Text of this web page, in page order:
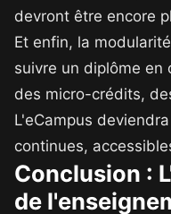
devront être encore
Et enfin, la
suivre un diplôme en
des micro-crédits,
L'eCampus
continues,
Conclusion :
de